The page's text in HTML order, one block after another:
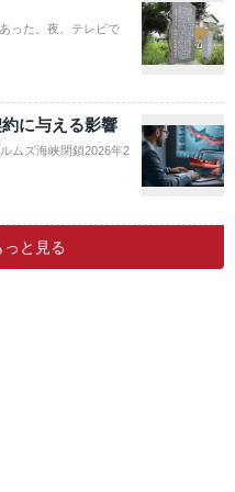
った。夜、テレビで
に与える影響
ムズ海峡閉鎖2026年2
と見る